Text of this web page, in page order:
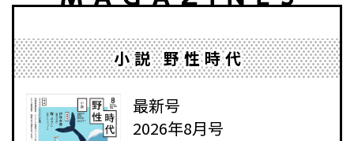
小説 野性時代
最新号
2026年8月号